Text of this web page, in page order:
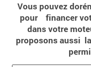
Vous pouvez
pour financer
dans votre
proposons aussi